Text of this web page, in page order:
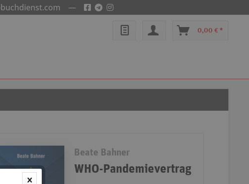
—
0,00 € *
Beate Bahner
WHO-Pandemievertrag